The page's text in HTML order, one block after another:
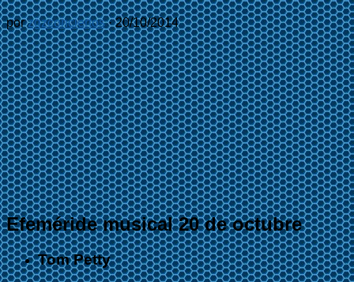
porzgzconciertos ·20/10/2014
Efeméride musical 20 de octubre
Tom Petty